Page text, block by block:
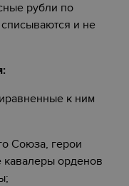
рубли по
и не
к ним
Союза, герои
кавалеры орденов